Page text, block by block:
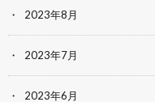
2023年8月
2023年7月
2023年6月